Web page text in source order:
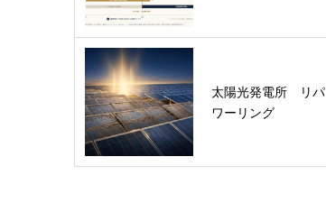
太陽光発電所 リパ
ワーリング